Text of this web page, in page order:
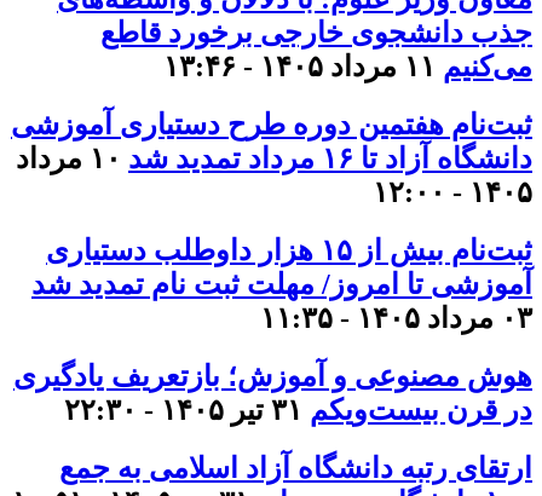
جذب دانشجوی خارجی برخورد قاطع
می‌کنیم ۱۱ مرداد ۱۴۰۵ - ۱۳:۴۶
ثبت‌نام هفتمین دوره طرح دستیاری آموزشی
دانشگاه آزاد تا ۱۶ مرداد تمدید شد
۱۰ مرداد
۱۴۰۵ - ۱۲:۰۰
ثبت‌نام بیش از ۱۵ هزار داوطلب دستیاری
آموزشی تا امروز/ مهلت ثبت نام تمدید شد
۰۳ مرداد ۱۴۰۵ - ۱۱:۳۵
هوش مصنوعی و آموزش؛ بازتعریف یادگیری
در قرن بیست‌ویکم ۳۱ تیر ۱۴۰۵ - ۲۲:۳۰
ارتقای رتبه دانشگاه آزاد اسلامی به جمع